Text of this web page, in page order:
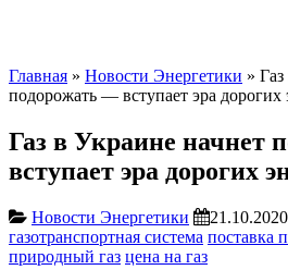
Главная » Новости Энергетики »
подорожать — вступает эра дорогих
Газ в Украине начнет
вступает эра дорогих
Новости Энергетики 21.10.2020
газотранспортная система поставка
природный газ цена на газ